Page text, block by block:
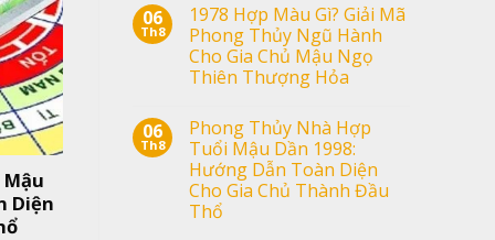
Diện
06
Th8
1978 Hợp Màu Gì? Giải Mã
Phong Thủy Ngũ Hành
Cho Gia Chủ Mậu Ngọ
Thiên Thượng Hỏa
06
Th8
Phong Thủy Nhà Hợp
Tuổi Mậu Dần 1998:
Hướng Dẫn Toàn Diện
Cho Gia Chủ Thành Đầu
Thổ